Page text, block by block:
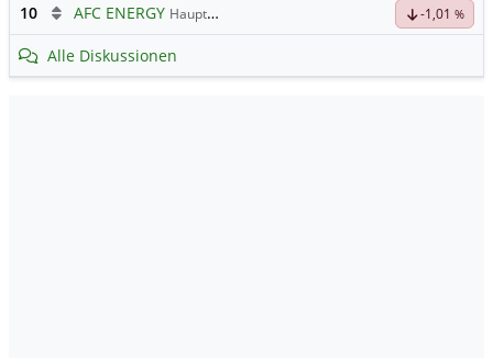
10 AFC ENERGY Hauptdiskussion -1,01 %
Alle Diskussionen